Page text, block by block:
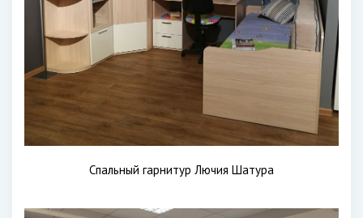
Спальный гарнитур Лючия Шатура